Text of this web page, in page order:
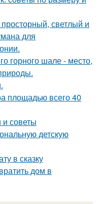
светлый и
для
горного шале - место,
площадью всего 40
и советы
детскую
в сказку
дом в